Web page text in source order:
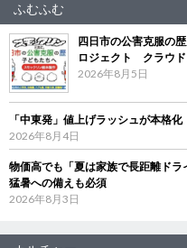
ふむふむ
四日市の公害克服の
ロジェクト クラウド
2026年8月5日
「中東発」値上げラッシュが本格
2026年8月4日
物価高でも「夏は家族で長距離ド
猛暑への備えも必須
2026年8月3日